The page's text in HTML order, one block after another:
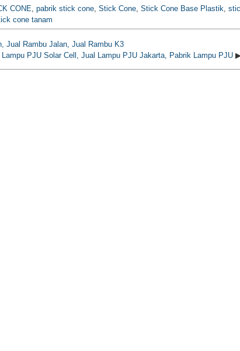
CONE pabrik stick cone Stick Cone Stick Cone Base Plastik
cone tanam
Jual Rambu Jalan, Jual Rambu K3
Lampu PJU Solar Cell, Jual Lampu PJU Jakarta, Pabrik Lampu PJU